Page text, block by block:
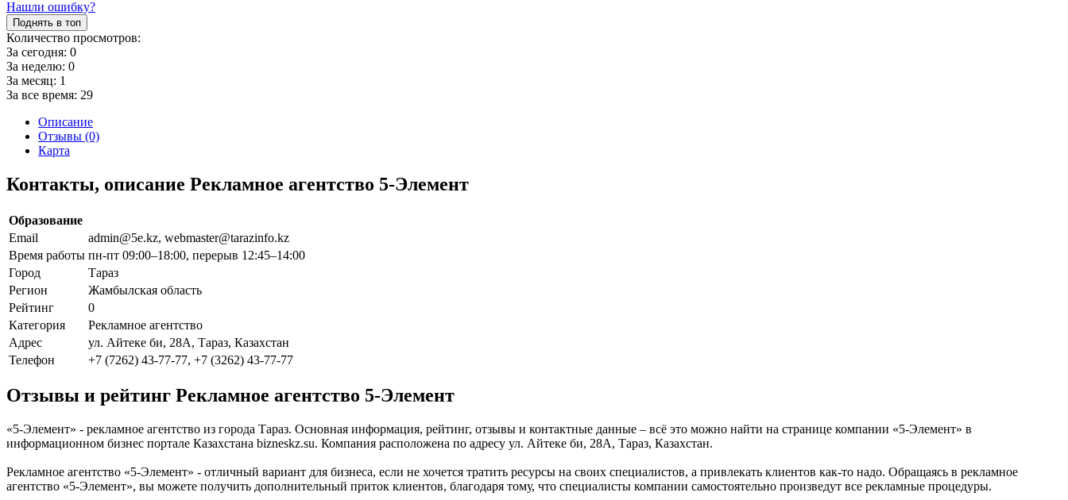
Нашли ошибку?
Поднять в топ
Количество просмотров:
За сегодня: 0
За неделю: 0
За месяц: 1
За все время: 29
Описание
Отзывы (0)
Карта
Контакты, описание Рекламное агентство 5-Элемент
Образование
Email
admin@5e.kz, webmaster@tarazinfo.kz
Время работы пн-пт 09:00–18:00, перерыв 12:45–14:00
Город
Тараз
Регион
Жамбылская область
Рейтинг
0
Категория
Рекламное агентство
Адрес
ул. Айтеке би, 28А, Тараз, Казахстан
Телефон
+7 (7262) 43-77-77, +7 (3262) 43-77-77
Отзывы и рейтинг Рекламное агентство 5-Элемент
«5-Элемент» - рекламное агентство из города Тараз. Основная информация, рейтинг, отзывы и контактные данные – всё это можно найти на странице компании «5-Элемент» в
информационном бизнес портале Казахстана bizneskz.su. Компания расположена по адресу ул. Айтеке би, 28А, Тараз, Казахстан.
Рекламное агентство «5-Элемент» - отличный вариант для бизнеса, если не хочется тратить ресурсы на своих специалистов, а привлекать клиентов как-то надо. Обращаясь в рекламное
агентство «5-Элемент», вы можете получить дополнительный приток клиентов, благодаря тому, что специалисты компании самостоятельно произведут все рекламные процедуры.